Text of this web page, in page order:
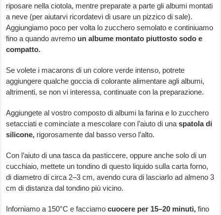
riposare nella ciotola, mentre preparate a parte gli albumi montati
a neve (per aiutarvi ricordatevi di usare un pizzico di sale).
Aggiungiamo poco per volta lo zucchero semolato e continiuamo
fino a quando avremo un albume montato piuttosto sodo e
compatto.
Se volete i macarons di un colore verde intenso, potrete
aggiungere qualche goccia di colorante alimentare agli albumi,
altrimenti, se non vi interessa, continuate con la preparazione.
Aggiungete al vostro composto di albumi la farina e lo zucchero
setacciati e cominciate a mescolare con l’aiuto di unaspatola di
silicone, rigorosamente dal basso verso l’alto.
Con l’aiuto di una tasca da pasticcere, oppure anche solo di un
cucchiaio, mettete un tondino di questo liquido sulla carta forno,
di diametro di circa 2–3 cm, avendo cura di lasciarlo ad almeno 3
cm di distanza dal tondino più vicino.
Inforniamo a 150°C e facciamocuocere per 15–20 minuti, fino